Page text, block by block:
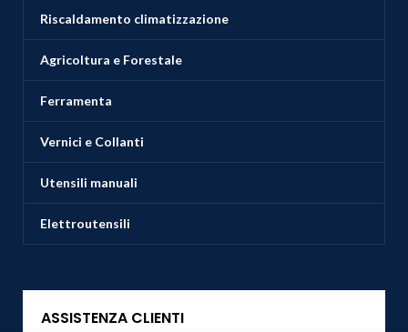
Riscaldamento climatizzazione
Agricoltura e Forestale
Ferramenta
Vernici e Collanti
Utensili manuali
Elettroutensili
ASSISTENZA CLIENTI